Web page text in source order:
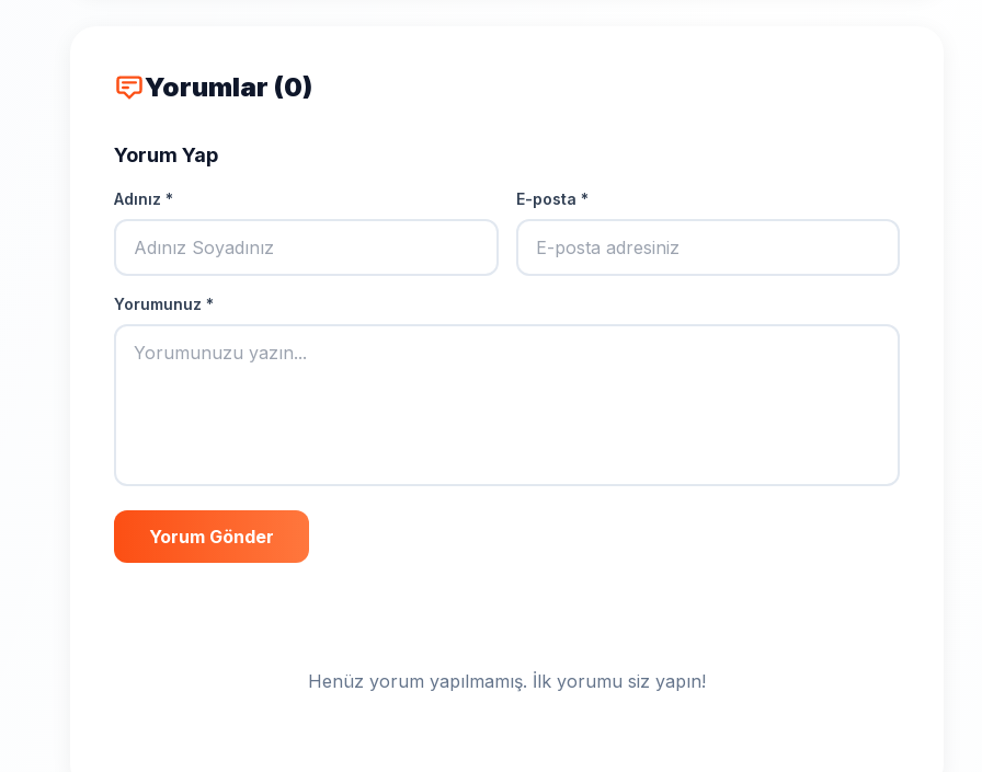
Yorumlar (0)
Yorum Yap
Adınız * E-posta *
Yorumunuz *
Yorum Gönder
Henüz yorum yapılmamış. İlk yorumu siz yapın!